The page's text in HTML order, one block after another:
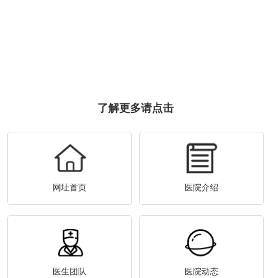
了解更多请点击
网址首页 医院介绍
医生团队 医院动态